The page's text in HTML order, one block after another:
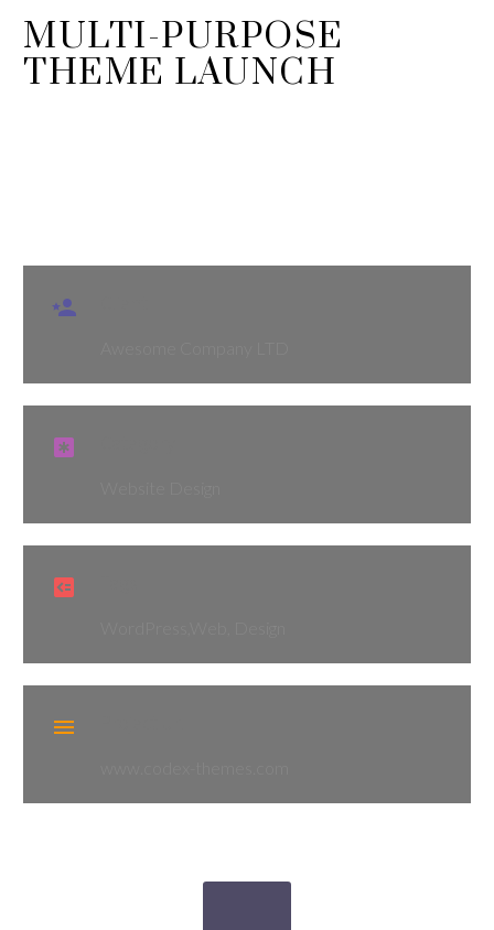
MULTI-PURPOSE
THEME LAUNCH



